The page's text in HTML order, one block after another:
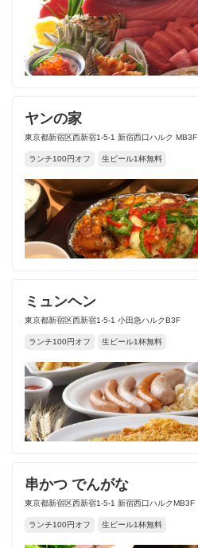
ヤンの家
東京都新宿区西新宿1-5-1 新宿西口ハルク MB3F
ランチ100円オフ 生ビール1杯無料
ミュンヘン
東京都新宿区西新宿1-5-1 小田急ハルクB3F
ランチ100円オフ 生ビール1杯無料
串かつ でんがな
東京都新宿区西新宿1-5-1 新宿西口ハルクMB3F
ランチ100円オフ 生ビール1杯無料